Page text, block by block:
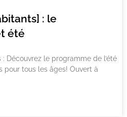
: le
été
: Découvrez le programme de l’été
pour tous les âges! Ouvert à